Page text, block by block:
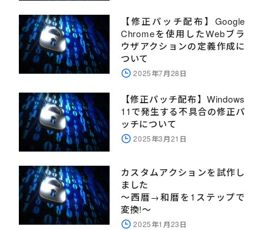
【修正パッチ配布】Google
Chromeを使用したWebブラ
ウザアクションの定義作成に
ついて
2025年7月28日
【修正パッチ配布】Windows
11で発生する不具合の修正パ
ッチについて
2025年3月21日
カスタムアクションを試作し
ました
～西暦→和暦を1ステップで
変換!～
2025年1月23日